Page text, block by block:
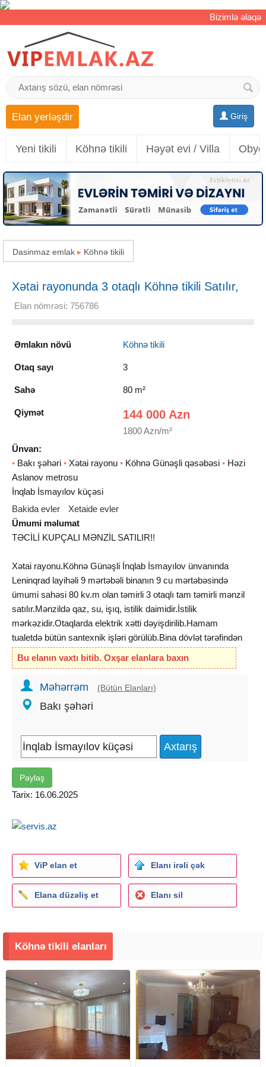
Bizimlə əlaqə
Giriş
Elan yerləşdir
Yeni tikili Köhnə tikili Həyət evi / Villa
Dasinmaz emlak ▸ Köhnə tikili
Xətai rayonunda 3 otaqlı Köhnə tikili Satılır,
80 m²
Elan nömrəsi: 756786
Əmlakın növü Köhnə tikili
Otaq sayı 3
Sahə 80 m²
Qiymət 144 000 Azn
1800 Azn/m²
Ünvan:
• Bakı şəhəri • Xətai rayonu • Köhnə Günəşli qəsəbəsi • Həzi
Aslanov metrosu
İnqlab İsmayılov küçəsi
Bakida evler
Xetaide evler
Ümumi məlumat
TƏCİLİ KUPÇALI MƏNZİL SATILIR!!
Xətai rayonu.Köhnə Günəşli İnqlab İsmayılov ünvanında
Leninqrad layihəli 9 mərtəbəli binanın 9 cu mərtəbəsində
ümumi sahəsi 80 kv.m olan təmirli 3 otaqlı tam təmirli mənzil
satılır.Mənzildə qaz, su, işıq, istilik daimidir.İstilik
mərkəzidir.Otaqlarda elektrik xətti dəyişdirilib.Hamam
tualetdə bütün santexnik işləri görülüb.Bina dövlət tərəfindən
təmir olunub.Həyət abadlaşdırılıb.Liftlər yenilənib.Bir sözlə
ərazidə infrastruktur əlverişlidir.
Mənzilin sənədi Kupça.!!
İPOTEKAYA YARARLIDIR!!
OFİSİN XİDMƏT HAQQI-1%.
Bu elanın vaxtı bitib. Oxşar elanlara baxın
Məhərrəm (Bütün Elanları)
Bakı şəhəri
Paylaş
Tarix: 16.06.2025
ViP elan et Elanı irəli çək
Elana düzəliş et Elanı sil
Köhnə tikili elanları